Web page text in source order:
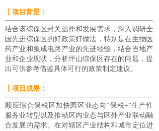
┃项目背景：
结合该综保区封关运作和发展需求，深入调研全
国先进综保区的好政策好做法，特别是在生物医
药产业和集成电路产业的先进经验，结合当地产
业和企业现状，分析坪山综保区存在的问题，提
出可供参考借鉴具体可行的政策制定建议。
┃项目成果：
顺应综合保税区加快园区业态向“保税+”生产性
服务业转型以及推动区内业态与区外产业联动融
合发展的需求。在对辖区产业结构和城市定位进